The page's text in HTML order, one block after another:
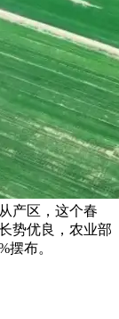
产区，这个春
势优良，农业部
摆布。